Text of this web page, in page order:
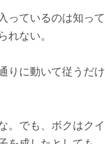
っているのは知って
れない。
りに動いて従うだけ
。でも、ボクはクイ